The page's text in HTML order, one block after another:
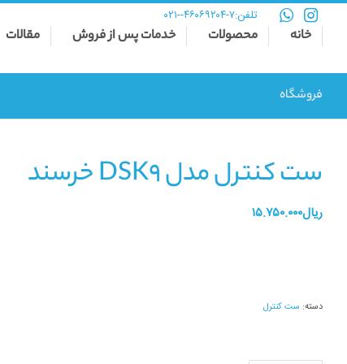
تلفن:۷-۴۶۰۶۹۲۰۴--۰۲۱
خانه محصولات خدمات پس از فروش مقالات
فروشگاه
ست کنترل مدل DSK9 خرسند
ریال۱۵.۷۵۰.۰۰۰
دسته: ست کنترل